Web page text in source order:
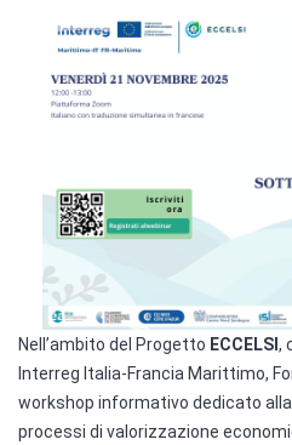
Nell’ambito del Progetto ECCELSI ,
Interreg Italia-Francia Marittimo,
workshop informativo dedicato
processi di valorizzazione